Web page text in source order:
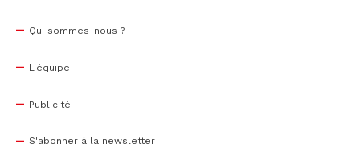
Qui sommes-nous ?
L'équipe
Publicité
S'abonner à la newsletter